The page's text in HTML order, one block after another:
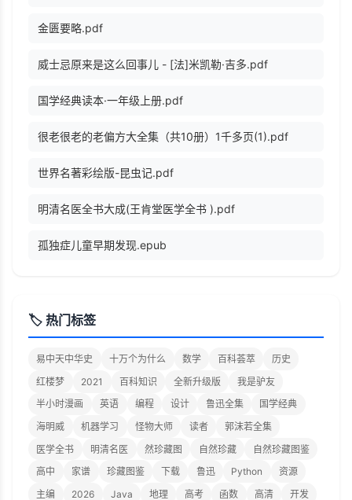
金匮要略.pdf
威士忌原来是这么回事儿 - [法]米凯勒·吉多.pdf
国学经典读本·一年级上册.pdf
很老很老的老偏方大全集（共10册）1千多页(1).pdf
世界名著彩绘版-昆虫记.pdf
明清名医全书大成(王肯堂医学全书 ).pdf
孤独症儿童早期发现.epub
🏷️ 热门标签
易中天中华史 十万个为什么 数学 百科荟萃
历史
红楼梦
2021 百科知识 全新升级版
我是驴友
半小时漫画
英语 编程 设计 鲁迅全集
国学经典
海明威
机器学习 怪物大师 读者
郭沫若全集
医学全书
明清名医 然珍藏图 自然珍藏
自然珍藏图鉴
高中
家谱 珍藏图鉴 下载 鲁迅 Python
资源
主编
2026 Java 地理 高考 函数 高清
开发